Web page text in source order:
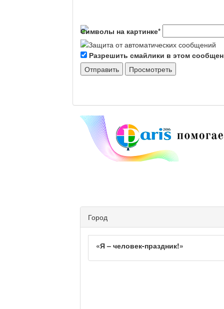
Символы на картинке*
Разрешить смайлики в этом
Город
«Я – человек-праздник!»